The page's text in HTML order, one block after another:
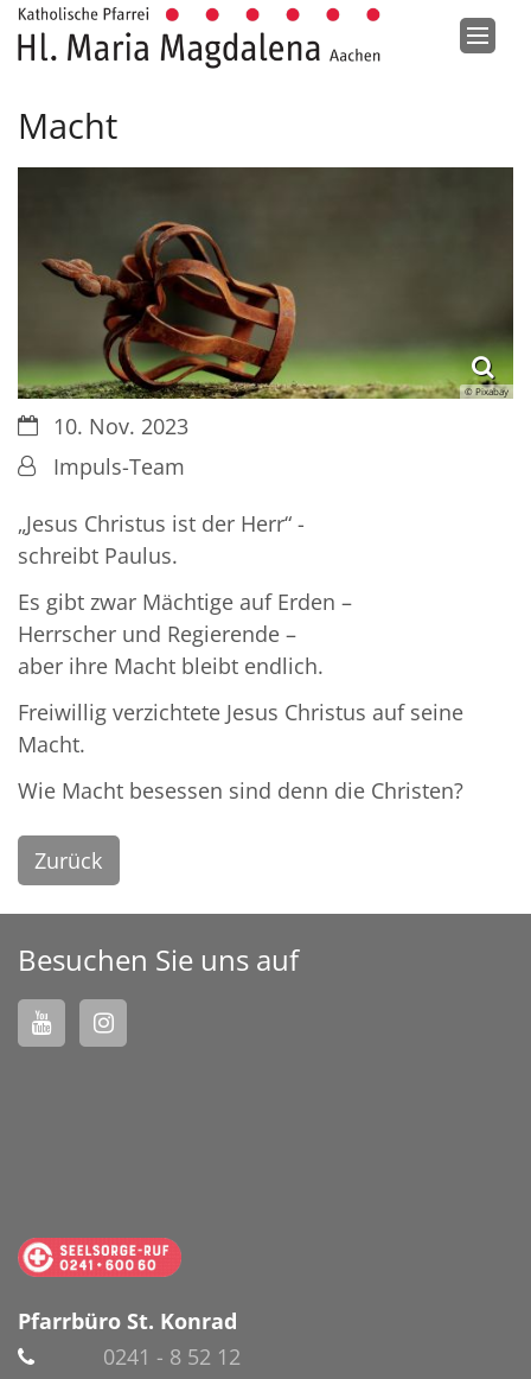
Zum Inhalt springen
Macht
© Pixabay
Datum:10. Nov. 2023
Von:Impuls-Team
„Jesus Christus ist der Herr“ -
schreibt Paulus.
Es gibt zwar Mächtige auf Erden –
Herrscher und Regierende –
aber ihre Macht bleibt endlich.
Freiwillig verzichtete Jesus Christus auf seine
Macht.
Wie Macht besessen sind denn die Christen?
Zurück
Besuchen Sie uns auf
Pfarrbüro St. Konrad
0241 - 8 52 12